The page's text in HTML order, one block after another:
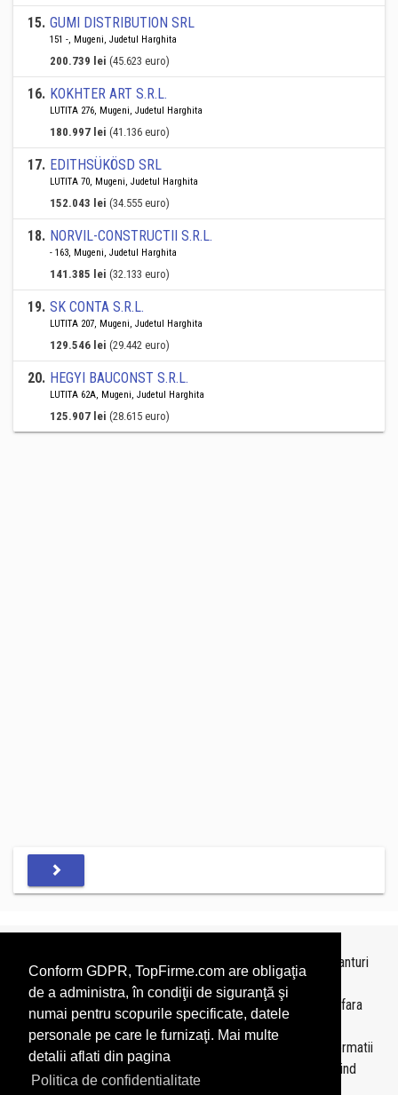
Conform GDPR, TopFirme.com are obligaţia
de a administra, în condiţii de siguranţă şi
numai pentru scopurile specificate, datele
personale pe care le furnizaţi. Mai multe
detalii aflati din pagina
Politica de confidentialitate
15. GUMI DISTRIBUTION SRL
151 -, Mugeni, Judetul Harghita
200.739 lei (45.623 euro)
16. KOKHTER ART S.R.L.
LUTITA 276, Mugeni, Judetul Harghita
180.997 lei (41.136 euro)
17. EDITHSÜKÖSD SRL
LUTITA 70, Mugeni, Judetul Harghita
152.043 lei (34.555 euro)
18. NORVIL-CONSTRUCTII S.R.L.
- 163, Mugeni, Judetul Harghita
141.385 lei (32.133 euro)
19. SK CONTA S.R.L.
LUTITA 207, Mugeni, Judetul Harghita
129.546 lei (29.442 euro)
20. HEGYI BAUCONST S.R.L.
LUTITA 62A, Mugeni, Judetul Harghita
125.907 lei (28.615 euro)
Topurile sunt realizate deTopFirme
pe baza ultimelor bilanturi
depuse si au scop informativ.
Este interzisa folosirea topurilor fara acordul TopFirme si fara
precizarea sursei.
Daca doriti sa achizitionati
topuri personalizate
sau informatii
despre agentii economici va rugam sa ne contactati folosind
sectiunea Contact